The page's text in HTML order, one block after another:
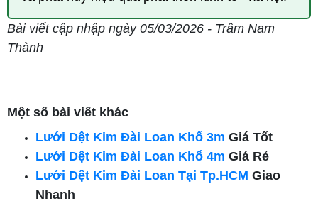
Bài viết cập nhập ngày 05/03/2026 - Trâm Nam
Thành
Một số bài viết khác
Lưới Dệt Kim Đài Loan Khổ 3m Giá Tốt
Lưới Dệt Kim Đài Loan Khổ 4m Giá Rẻ
Lưới Dệt Kim Đài Loan Tại Tp.HCM Giao
Nhanh